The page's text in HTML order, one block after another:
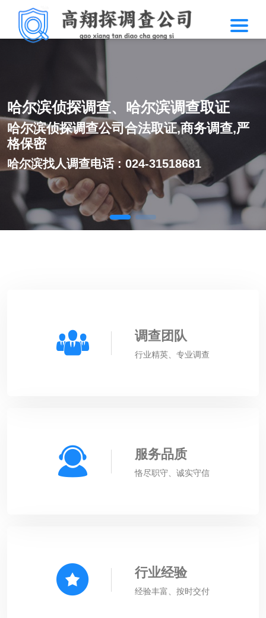
哈尔滨侦探调查、哈尔滨调查取证
哈尔滨侦探调查公司合法取证,商务调查,严
格保密
哈尔滨找人调查电话 : 024-31518681
调查团队
行业精英、专业调查
服务品质
恪尽职守、诚实守信
行业经验
经验丰富、按时交付